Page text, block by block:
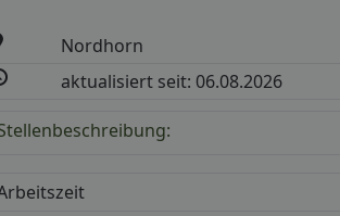
Nordhorn
aktualisiert seit: 06.08.2026